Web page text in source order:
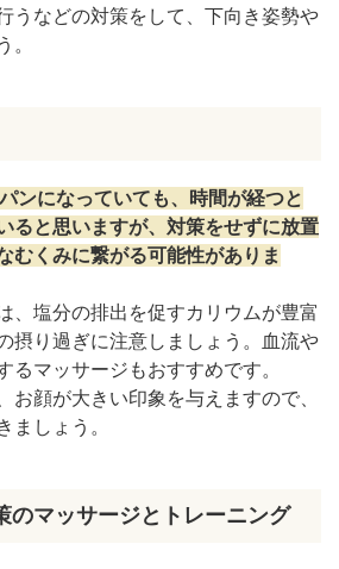
うなどの対策をして、下向き姿勢や
。
ンになっていても、時間が経つと
ると思いますが、対策をせずに放置
むくみに繋がる可能性がありま
、塩分の排出を促すカリウムが豊富
摂り過ぎに注意しましょう。血流や
るマッサージもおすすめです。
お顔が大きい印象を与えますので、
ましょう。
のマッサージとトレーニング